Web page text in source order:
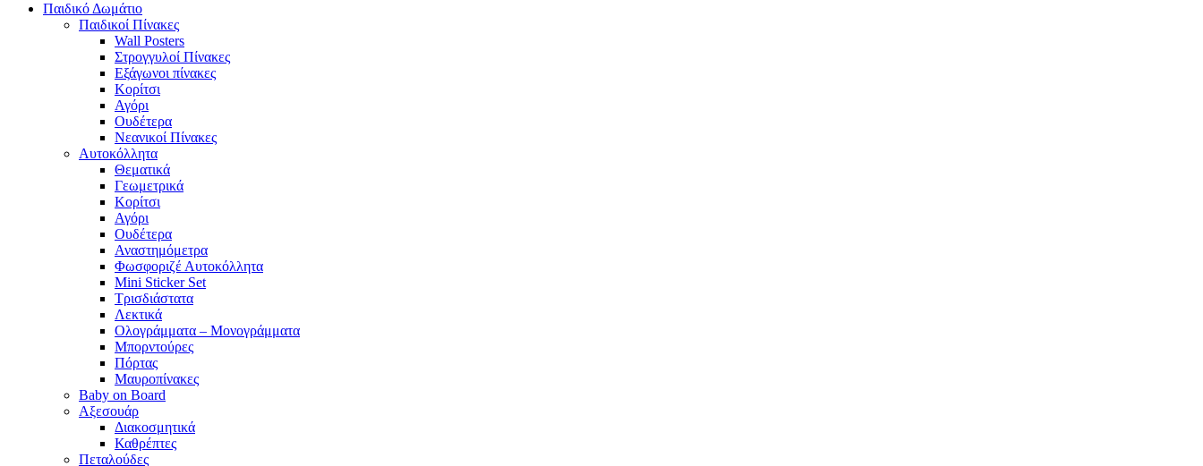
Παιδικό Δωμάτιο
Παιδικοί Πίνακες
Wall Posters
Στρογγυλοί Πίνακες
Εξάγωνοι πίνακες
Κορίτσι
Αγόρι
Ουδέτερα
Νεανικοί Πίνακες
Αυτοκόλλητα
Θεματικά
Γεωμετρικά
Κορίτσι
Αγόρι
Ουδέτερα
Αναστημόμετρα
Φωσφοριζέ Αυτοκόλλητα
Mini Sticker Set
Tρισδιάστατα
Λεκτικά
Ολογράμματα – Μονογράμματα
Μπορντούρες
Πόρτας
Μαυροπίνακες
Baby on Board
Αξεσουάρ
Διακοσμητικά
Καθρέπτες
Πεταλούδες